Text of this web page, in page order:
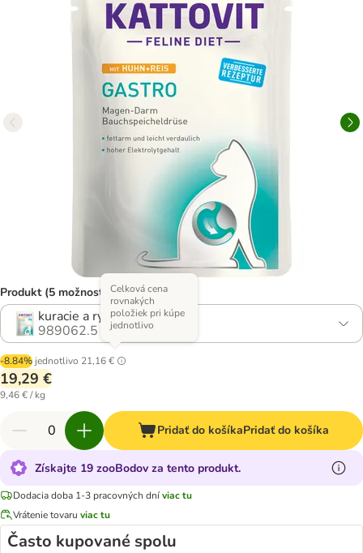
Produkt (5 možností)
kuracie a ryža
989062.5
-8.84% jednotlivo 21,16 €
Celková cena
rovnakých
položiek pri kúpe
jednotlivo
19,29 €
9,46 € / kg
Pridať do košíkaPridať do košíka
Získajte 19 zooBodov za tento produkt.
Dodacia doba 1-3 pracovných dníviac tu
Vrátenie tovaru viac tu
Často kupované spolu